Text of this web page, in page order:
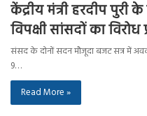
केंद्रीय मंत्री हरदीप
विपक्षी सांसदों का
संसद के दोनों सदन मौजूदा बजट सत्र में
9…
Read More »